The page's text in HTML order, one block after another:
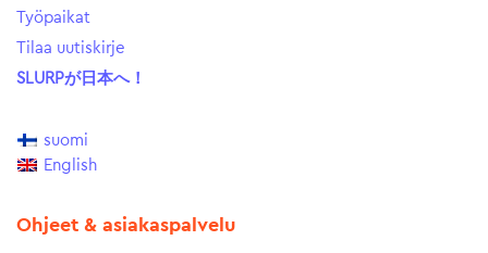
Työpaikat
Tilaa uutiskirje
SLURPが日本へ！
suomi
English
Ohjeet & asiakaspalvelu